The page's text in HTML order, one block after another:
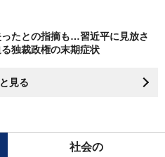
たとの指摘も…習近平に見放さ
独裁政権の末期症状
見る
社会の